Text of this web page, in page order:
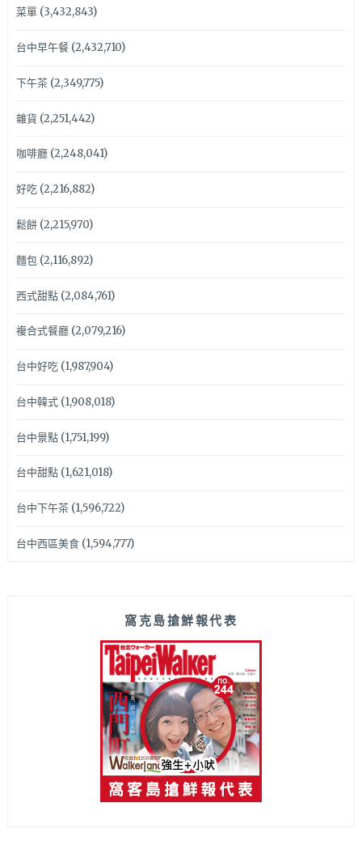
菜單(3,432,843)
台中早午餐(2,432,710)
下午茶(2,349,775)
雜貨 (2,251,442)
咖啡廳(2,248,041)
好吃(2,216,882)
鬆餅(2,215,970)
麵包(2,116,892)
西式甜點(2,084,761)
複合式餐廳(2,079,216)
台中好吃(1,987,904)
台中韓式(1,908,018)
台中景點(1,751,199)
台中甜點(1,621,018)
台中下午茶(1,596,722)
台中西區美食(1,594,777)
窩克島搶鮮報代表